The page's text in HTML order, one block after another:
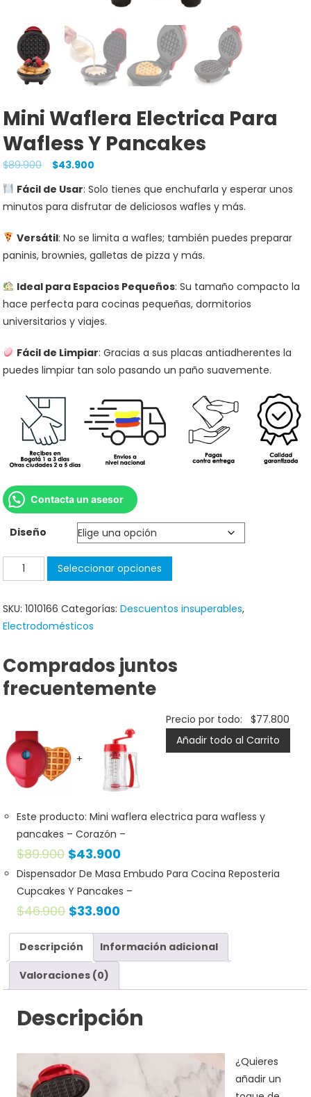
Mini Waflera Electrica Para
Wafless Y Pancakes
$89.900 $43.900
Fácil de Usar: Solo tienes que enchufarla y esperar unos
minutos para disfrutar de deliciosos wafles y más.
Versátil: No se limita a wafles; también puedes preparar
paninis, brownies, galletas de pizza y más.
Ideal para Espacios Pequeños: Su tamaño compacto la
hace perfecta para cocinas pequeñas, dormitorios
universitarios y viajes.
Fácil de Limpiar: Gracias a sus placas antiadherentes la
puedes limpiar tan solo pasando un paño suavemente.
Contacta un asesor
Diseño
Seleccionar opciones
SKU:1010166 Categorías:Descuentos insuperables,
Electrodomésticos
Comprados juntos
frecuentemente
+
Precio por todo: $77.800
Añadir todo al Carrito
Este producto: Mini waflera electrica para wafless y
pancakes – Corazón –
$89.900 $43.900
Dispensador De Masa Embudo Para Cocina Reposteria
Cupcakes Y Pancakes –
$46.900 $33.900
Descripción Información adicional
Valoraciones (0)
Descripción
¿Quieres
añadir un